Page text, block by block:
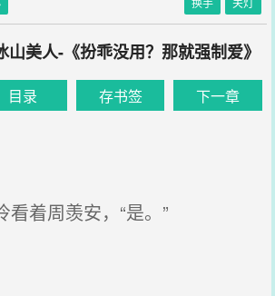
美人-《扮乖没用？那就强制爱》
目录 存书签 下一章
着周羡安，“是。”